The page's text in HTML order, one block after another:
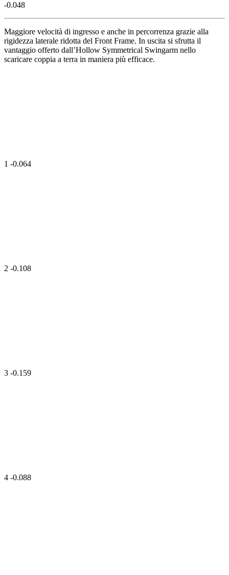
-0.048
Maggiore velocità di ingresso e anche in percorrenza grazie alla
rigidezza laterale ridotta del Front Frame. In uscita si sfrutta il
vantaggio offerto dall’Hollow Symmetrical Swingarm nello
scaricare coppia a terra in maniera più efficace.
1 -0.064
2 -0.108
3 -0.159
4 -0.088